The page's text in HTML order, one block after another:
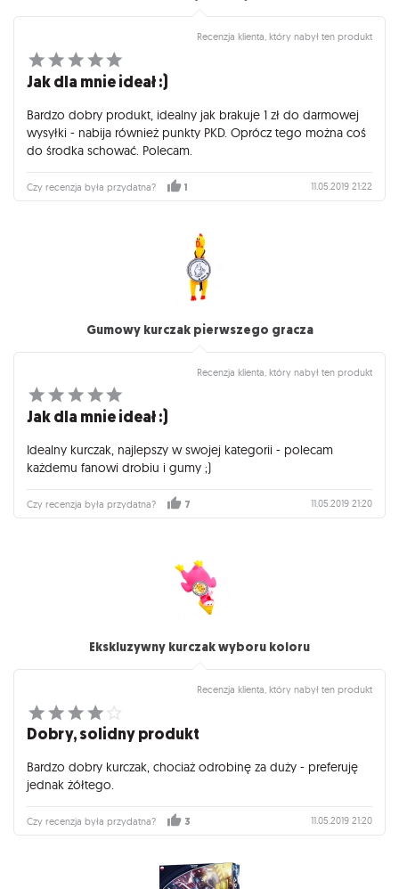
Recenzja klienta, który nabył ten produkt
Jak dla mnie ideał :)
Bardzo dobry produkt, idealny jak brakuje 1 zł do darmowej
wysyłki - nabija również punkty PKD. Oprócz tego można coś
do środka schować. Polecam.
Czy recenzja była przydatna? 1 11.05.2019 21:22
Gumowy kurczak pierwszego gracza
Recenzja klienta, który nabył ten produkt
Jak dla mnie ideał :)
Idealny kurczak, najlepszy w swojej kategorii - polecam
każdemu fanowi drobiu i gumy ;)
Czy recenzja była przydatna? 7 11.05.2019 21:20
Ekskluzywny kurczak wyboru koloru
Recenzja klienta, który nabył ten produkt
Dobry, solidny produkt
Bardzo dobry kurczak, chociaż odrobinę za duży - preferuję
jednak żółtego.
Czy recenzja była przydatna? 3 11.05.2019 21:20